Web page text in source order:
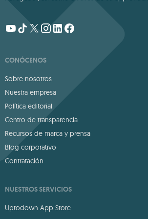
CONÓCENOS
Sobre nosotros
Nuestra empresa
Política editorial
Centro de transparencia
Recursos de marca y prensa
Blog corporativo
Contratación
NUESTROS SERVICIOS
Uptodown App Store